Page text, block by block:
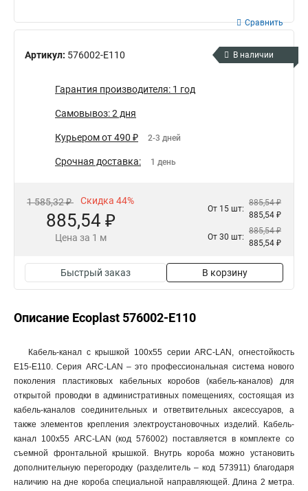
Артикул: 576002-E110
Сравнить
В наличии
Гарантия производителя: 1 год
Самовывоз: 2 дня
Курьером от 490 ₽ 2-3 дней
Срочная доставка: 1 день
1 585,32 ₽ Скидка 44%
885,54 ₽
Цена за 1 м
От 15 шт:
885,54 ₽
885,54 ₽
От 30 шт:
885,54 ₽
885,54 ₽
Быстрый заказ В корзину
Описание Ecoplast 576002-E110
Кабель-канал с крышкой 100х55 серии ARC-LAN, огнестойкость
E15-E110. Серия ARC-LAN – это профессиональная система нового
поколения пластиковых кабельных коробов (кабель-каналов) для
открытой проводки в административных помещениях, состоящая из
кабель-каналов соединительных и ответвительных аксессуаров, а
также элементов крепления электроустановочных изделий. Кабель-
канал 100х55 ARC-LAN (код 576002) поставляется в комплекте со
съемной фронтальной крышкой. Внутрь короба можно установить
дополнительную перегородку (разделитель – код 573911) благодаря
наличию на дне короба специальной направляющей. Длина 2 метра.